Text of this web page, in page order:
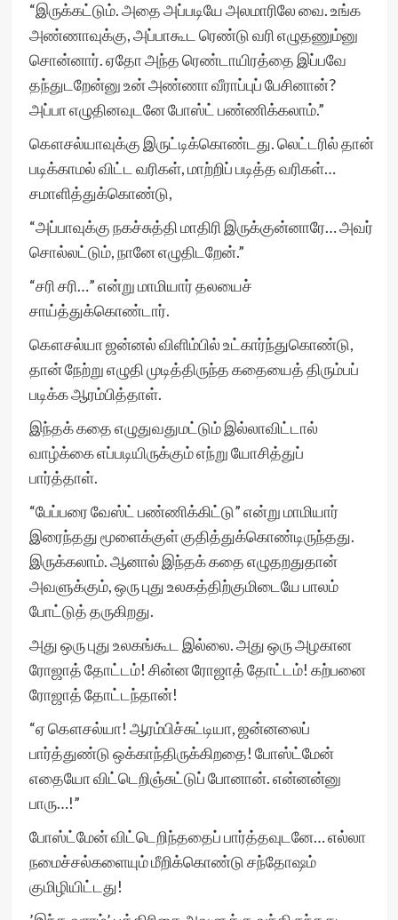
“இருக்கட்டும். அதை அப்படியே அலமாரிலே வை. உங்க
அண்ணாவுக்கு, அப்பாகூட ரெண்டு வரி எழுதணும்னு
சொன்னார். ஏதோ அந்த ரெண்டாயிரத்தை இப்பவே
தந்துடறேன்னு உன் அண்ணா வீராப்புப் பேசினான்?
அப்பா எழுதினவுடனே போஸ்ட் பண்ணிக்கலாம்.”
கௌசல்யாவுக்கு இருட்டிக்கொண்டது. லெட்டரில் தான்
படிக்காமல் விட்ட வரிகள், மாற்றிப் படித்த வரிகள்…
சமாளித்துக்கொண்டு,
“அப்பாவுக்கு நகச்சுத்தி மாதிரி இருக்குன்னாரே… அவர்
சொல்லட்டும், நானே எழுதிடறேன்.”
“சரி சரி…” என்று மாமியார் தலயைச்
சாய்த்துக்கொண்டார்.
கௌசல்யா ஜன்னல் விளிம்பில் உட்கார்ந்துகொண்டு,
தான் நேற்று எழுதி முடித்திருந்த கதையைத் திரும்பப்
படிக்க ஆரம்பித்தாள்.
இந்தக் கதை எழுதுவதுமட்டும் இல்லாவிட்டால்
வாழ்க்கை எப்படியிருக்கும் எந்று யோசித்துப்
பார்த்தாள்.
“பேப்பரை வேஸ்ட் பண்ணிக்கிட்டு” என்று மாமியார்
இரைந்தது மூளைக்குள் குதித்துக்கொண்டிருந்தது.
இருக்கலாம். ஆனால் இந்தக் கதை எழுதறதுதான்
அவளுக்கும், ஒரு புது உலகத்திற்குமிடையே பாலம்
போட்டுத் தருகிறது.
அது ஒரு புது உலகங்கூட இல்லை. அது ஒரு அழகான
ரோஜாத் தோட்டம்! சின்ன ரோஜாத் தோட்டம்! கற்பனை
ரோஜாத் தோட்டந்தான்!
“ஏ கௌசல்யா! ஆரம்பிச்சுட்டியா, ஜன்னலைப்
பார்த்துண்டு ஒக்காந்திருக்கிறதை! போஸ்ட்மேன்
எதையோ விட்டெறிஞ்சுட்டுப் போனான். என்னன்னு
பாரு…!”
போஸ்ட்மேன் விட்டெறிந்ததைப் பார்த்தவுடனே… எல்லா
நமைச்சல்களையும் மீறிக்கொண்டு சந்தோஷம்
குமிழியிட்டது!